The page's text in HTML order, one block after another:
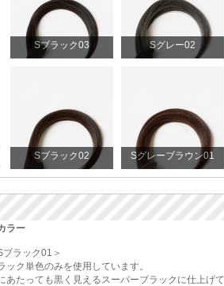
Sブラック03 Sグレー02
Sブラック02 Sグレーブラウン01
ラー
ブラック01＞
ック単色のみを使用しています。
あたっても黒く見えるスーパーブラックに仕上げて